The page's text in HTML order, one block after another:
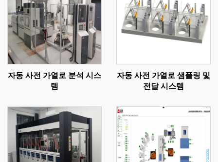
자동 사전 가열로 분석 시스
템
자동 사전 가열로 샘플링 및
전달 시스템